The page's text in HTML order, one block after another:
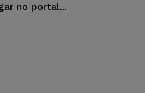
no portal...